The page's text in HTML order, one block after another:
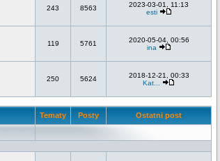
243 8563
2023-03-01, 11:13
esti
119 5761
2020-05-04, 00:56
ina
250 5624
2018-12-21, 00:33
Kat...
Tematy Posty Ostatni post